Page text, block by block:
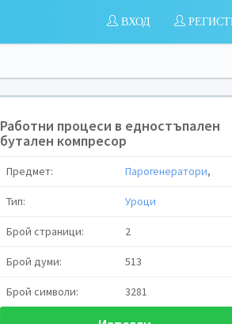
ВХОД
Работни процеси в едностъпален
бутален компресор
Предмет: Парогенератори,
Тип: Уроци
Брой страници: 2
Брой думи: 513
Брой символи: 3281